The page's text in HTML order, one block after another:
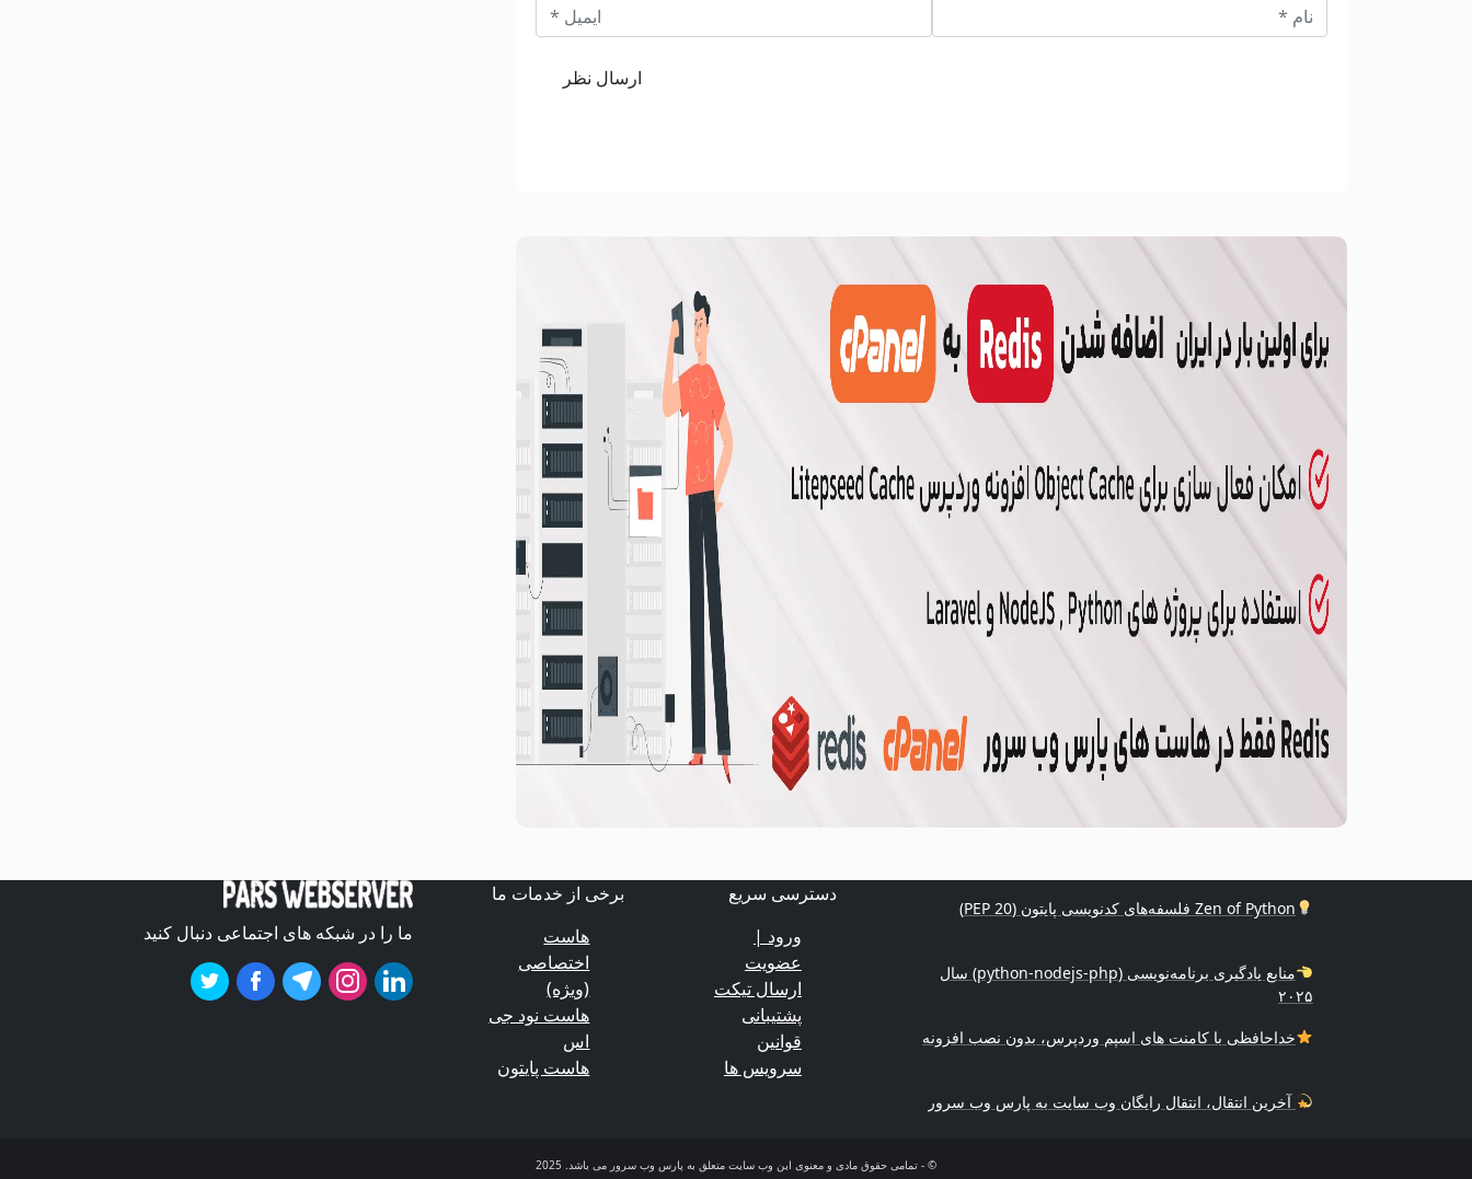
Zen of Python فلسفه‌های کدنویسی پایتون (PEP 20)
منابع یادگیری برنامه‌نویسی (python-nodejs-php) سال
۲۰۲۵
خداحافظی با کامنت های اسپم وردپرس، بدون نصب افزونه
آخرین انتقال، انتقال رایگان وب سایت به پارس وب سرور
دسترسی سریع
ورود |
عضویت
ارسال تیکت
پشتیبانی
قوانین
سرویس ها
برخی از خدمات ما
هاست
اختصاصی
(ویژه)
هاست نود جی
اس
هاست پایتون
ما را در شبکه های اجتماعی دنبال کنید
© - تمامی حقوق مادی و معنوی این وب سایت متعلق به پارس وب سرور می باشد. 2025